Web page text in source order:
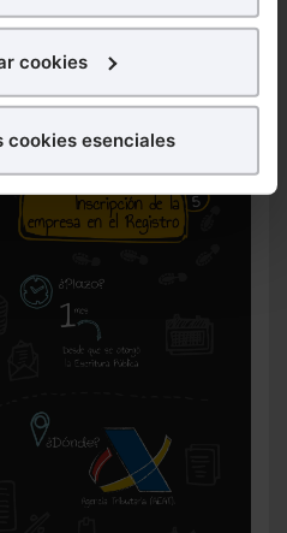
y contenidos de tu
esenciales para denegar
aquellas imprescindibles.
las cookies y
que quieras permitir en tu
ninguna utilizaremos
para la navegación.
cookies
cookies
cookies esenciales